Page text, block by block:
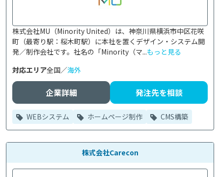
株式会社MU（Minority United）は、神奈川県横浜市中区花咲
町（最寄り駅：桜木町駅）に本社を置くデザイン・システム開
発／制作会社です。社名の「Minority（マ...もっと見る
対応エリア全国／海外
企業詳細 発注先を相談
WEBシステム ホームページ制作 CMS構築
株式会社Carecon